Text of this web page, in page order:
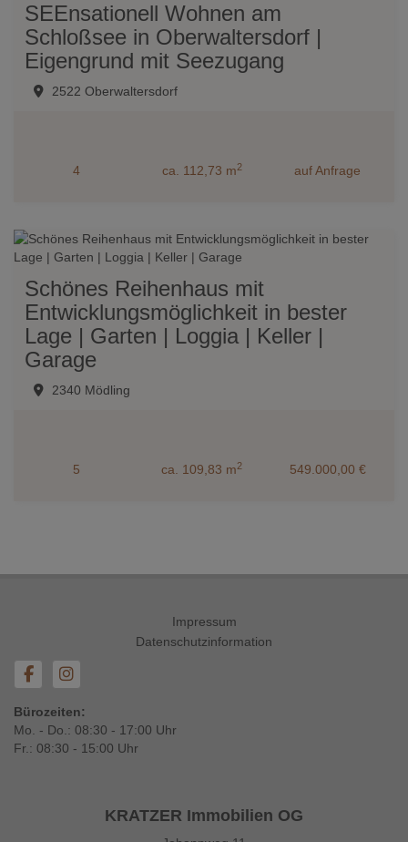
SEEnsationell Wohnen am
Schloßsee in Oberwaltersdorf |
Eigengrund mit Seezugang
2522 Oberwaltersdorf
4 ca. 112,73 m2 auf Anfrage
Schönes Reihenhaus mit
Entwicklungsmöglichkeit in bester
Lage | Garten | Loggia | Keller |
Garage
2340 Mödling
5 ca. 109,83 m2 549.000,00 €
Impressum
Datenschutzinformation
Bürozeiten:
Mo. - Do.: 08:30 - 17:00 Uhr
Fr.: 08:30 - 15:00 Uhr
KRATZER Immobilien OG